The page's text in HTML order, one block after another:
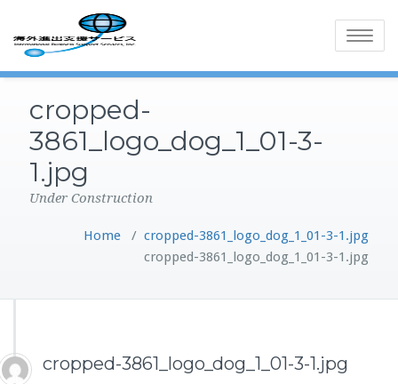
Toggle
cropped-
3861_logo_dog_1_01-3-
1.jpg
Under Construction
Home / cropped-3861_logo_dog_1_01-3-1.jpg
cropped-3861_logo_dog_1_01-3-1.jpg
cropped-3861_logo_dog_1_01-3-1.jpg